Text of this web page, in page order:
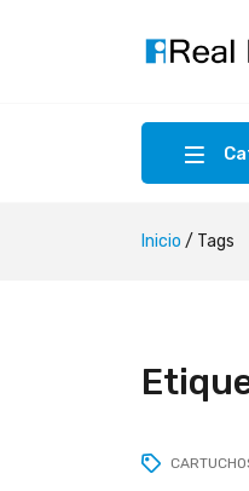
Inicio / Tags